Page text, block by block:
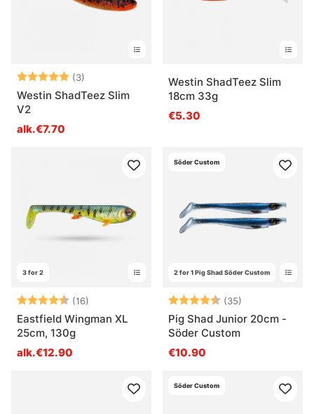
Arvio: (3)
5.0 5:sta tähdestä
Westin ShadTeez Slim
V2
alk.€7.70
Westin ShadTeez Slim
18cm 33g
€5.30
3 for 2
Arvio: (16)
4.5 5:sta tähdestä
Eastfield Wingman XL
25cm, 130g
alk.€12.90
2 for 1 Pig Shad Söder Custom
Söder Custom
Arvio: (35)
Pig Shad Junior 20cm -
Söder Custom
€10.90
Söder Custom